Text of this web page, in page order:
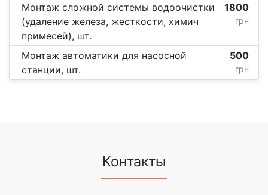
Монтаж сложной системы водоочистки
(удаление железа, жесткости, химич
примесей), шт.
1800
грн
Монтаж автоматики для насосной
станции, шт.
500
грн
Контакты